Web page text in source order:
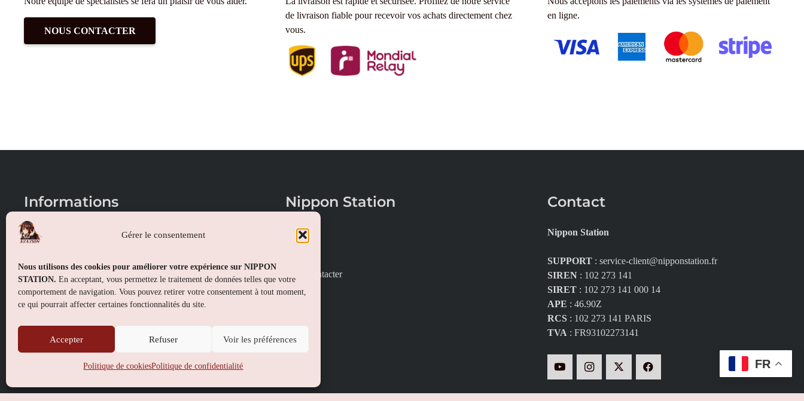
Gérer le consentement
Nous utilisons des cookies pour améliorer votre expérience sur NIPPON
STATION. En acceptant, vous permettez le traitement de données telles que votre
comportement de navigation. Vous pouvez retirer votre consentement à tout moment,
ce qui pourrait affecter certaines fonctionnalités du site.
Accepter Refuser Voir les préférences
Politique de cookiesPolitique de confidentialité
NOUS CONTACTER
de livraison fiable pour recevoir vos achats directement chez
vous.
en ligne.
Informations
Conditions générales de vente
Politique de confidentialité
Politique de cookies (UE)
Nippon Station
À propos
Nous contacter
Contact
Nippon Station
SUPPORT: service-client@nipponstation.fr
SIREN: 102 273 141
SIRET: 102 273 141 000 14
APE : 46.90Z
RCS: 102 273 141 PARIS
TVA: FR93102273141
FR